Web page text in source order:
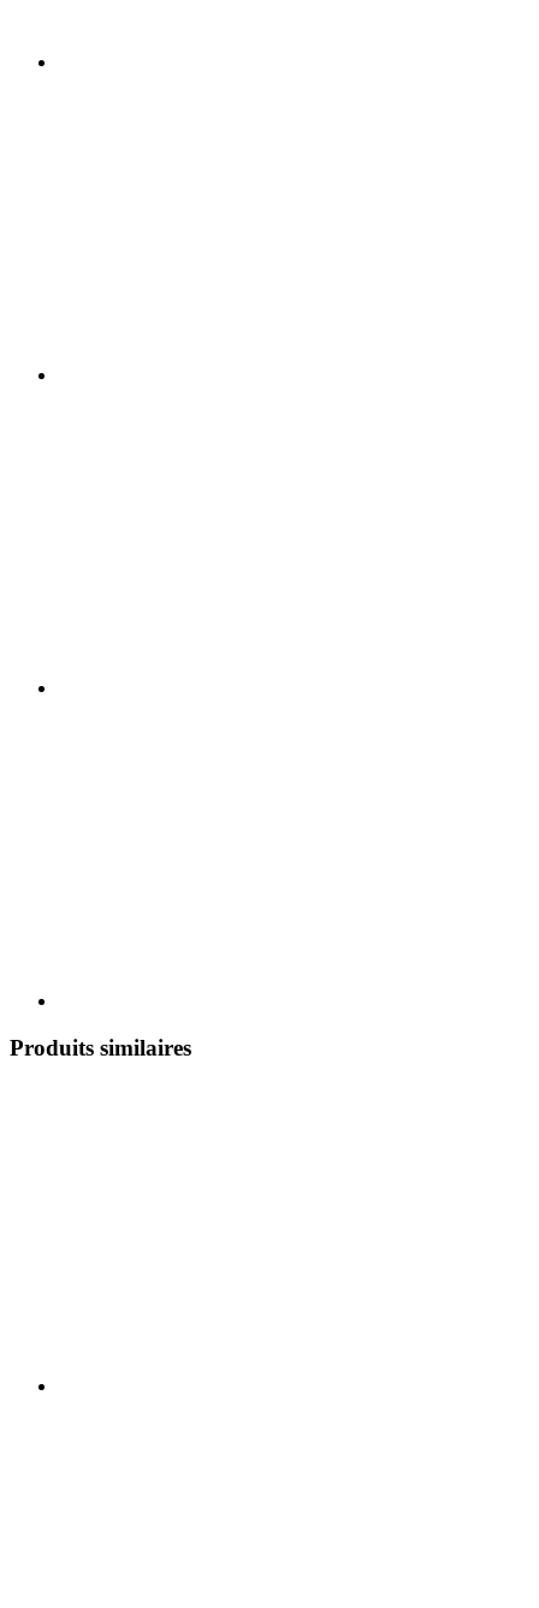
Produits similaires